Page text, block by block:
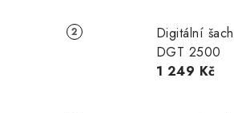
Digitální
DGT 2500
1 249 Kč